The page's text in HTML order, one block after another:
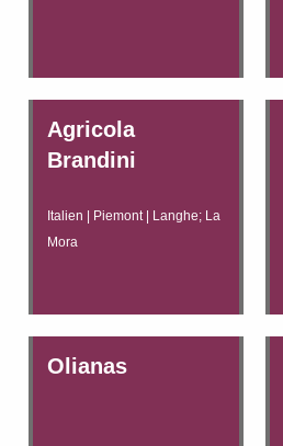
Agricola
Brandini
Italien | Piemont | Langhe; La
Mora
Olianas